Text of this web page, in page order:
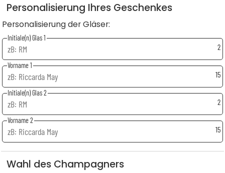
Personalisierung Ihres Geschenkes
Personalisierung der Gläser:
Initiale(n) Glas 1
2
Vorname 1
15
Initiale(n) Glas 2
2
Vorname 2
15
Wahl des Champagners